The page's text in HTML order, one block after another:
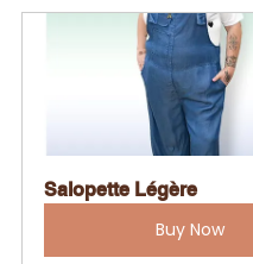
Salopette Légère
Buy Now